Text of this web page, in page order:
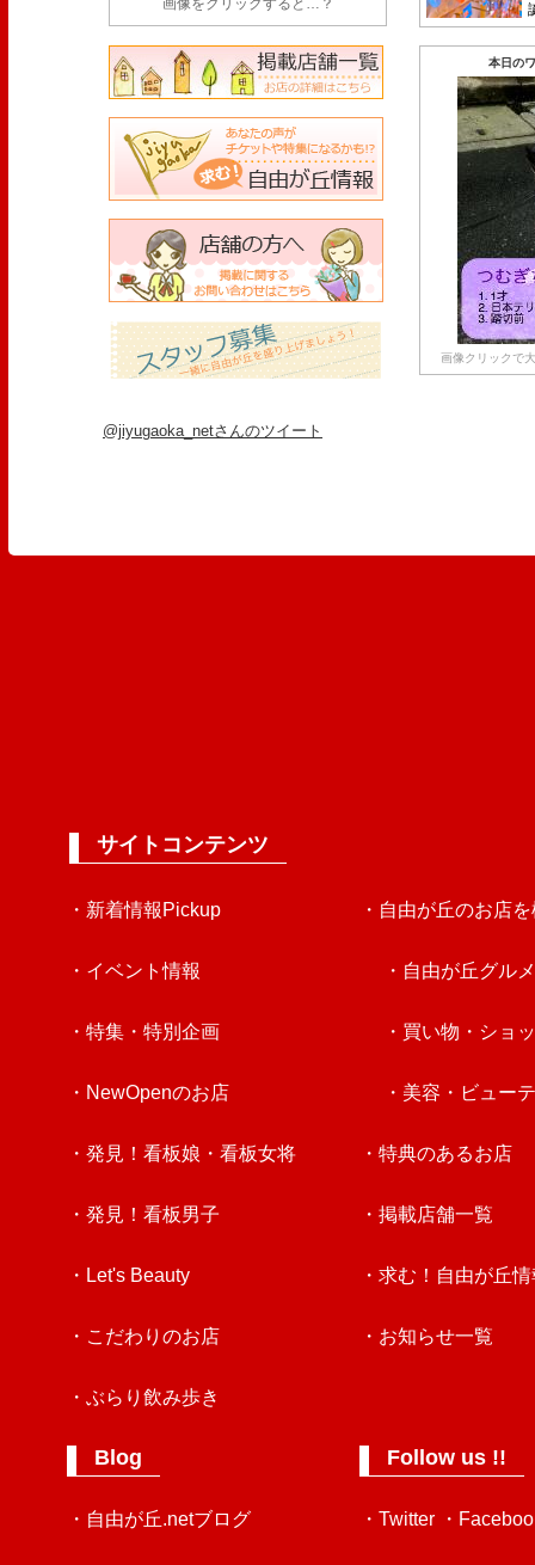
画像をクリックすると…？
本日の
画像クリックで
@jiyugaoka_netさんのツイート
サイトコンテンツ
・新着情報Pickup
・イベント情報
・特集・特別企画
・NewOpenのお店
・発見！看板娘・看板女将
・発見！看板男子
・Let's Beauty
・こだわりのお店
・ぶらり飲み歩き
Blog
・自由が丘.netブログ
・自由が丘のお店
・自由が丘グルメ
・買い物・ショ
・美容・ビュー
・特典のあるお店
・掲載店舗一覧
・求む！自由が丘
・お知らせ一覧
Follow us !!
・Twitter ・